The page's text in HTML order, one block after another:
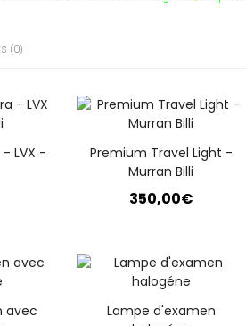
(0)
LVX -
Premium Travel Light -
Murran Billi
350,00€
avec
Lampe d'examen